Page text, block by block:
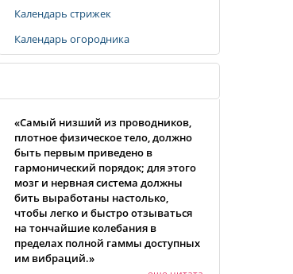
Календарь стрижек
Календарь огородника
«Самый низший из проводников,
плотное физическое тело, должно
быть первым приведено в
гармонический порядок; для этого
мозг и нервная система должны
бить выработаны настолько,
чтобы легко и быстро отзываться
на тончайшие колебания в
пределах полной гаммы доступных
им вибраций.»